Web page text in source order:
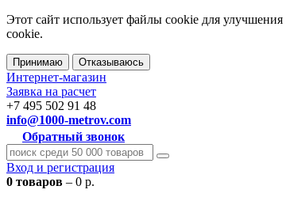
Этот сайт использует файлы cookie для
cookie.
Принимаю Отказываюсь
Интернет-магазин
Заявка на расчет
+7 495 502 91 48
info@1000-metrov.com
Обратный звонок
Вход и регистрация
0 товаров – 0 р.